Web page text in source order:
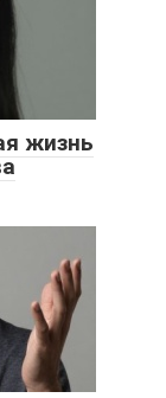
жизнь